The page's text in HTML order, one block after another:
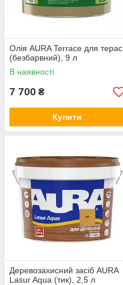
Олія AURA Terrace для терас
(безбарвний), 9 л
В наявності
7 700 ₴
Купити
Деревозахисний засіб AURA
Lasur Aqua (тик), 2,5 л